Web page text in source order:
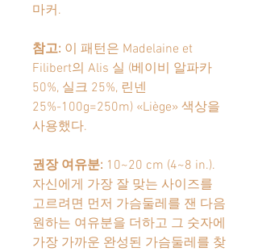
마커 .
참고: 이 패턴은 Madelaine et
Filibert의 Alis 실 (베이비 알파카
50%, 실크 25%, 린넨
25%-100g=250m) «Liège» 색상을
사용했다.
권장 여유분: 10~20 cm (4~8 in.).
자신에게 가장 잘 맞는 사이즈를
고르려면 먼저 가슴둘레를 잰 다음
원하는 여유분을 더하고 그 숫자에
가장 가까운 완성된 가슴둘레를 찾